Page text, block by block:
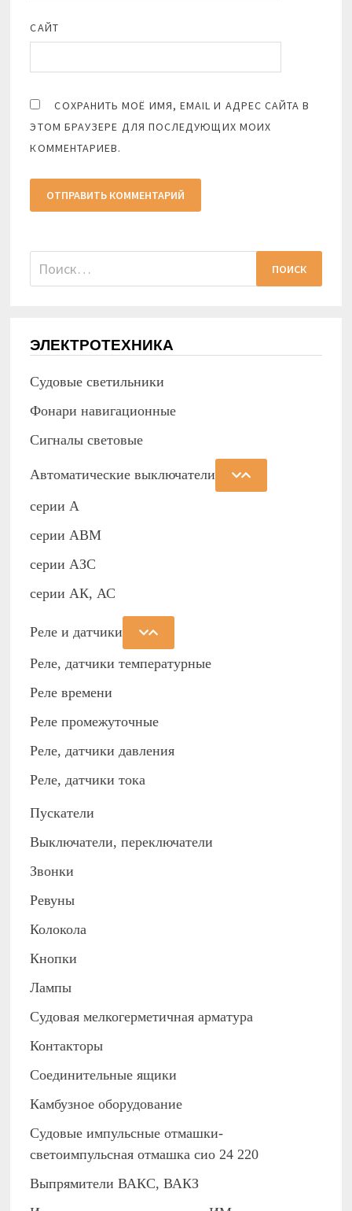
САЙТ
СОХРАНИТЬ МОЁ ИМЯ, EMAIL И АДРЕС САЙТА В
ЭТОМ БРАУЗЕРЕ ДЛЯ ПОСЛЕДУЮЩИХ МОИХ
КОММЕНТАРИЕВ.
Найти:
ЭЛЕКТРОТЕХНИКА
Судовые светильники
Фонари навигационные
Сигналы световые
Автоматические выключатели
серии А
серии АВМ
cерии АЗС
серии АК, АС
Реле и датчики
Реле, датчики температурные
Реле времени
Реле промежуточные
Реле, датчики давления
Реле, датчики тока
Пускатели
Выключатели, переключатели
Звонки
Ревуны
Колокола
Кнопки
Лампы
Судовая мелкогерметичная арматура
Контакторы
Соединительные ящики
Камбузное оборудование
Судовые импульсные отмашки-
светоимпульсная отмашка сио 24 220
Выпрямители ВАКС, ВАКЗ